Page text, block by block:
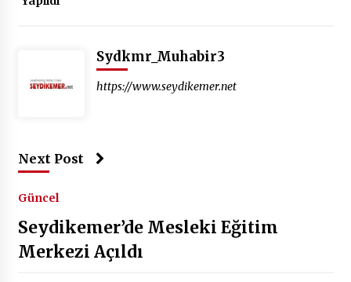
Sydkmr_Muhabir3
https://www.seydikemer.net
Next Post
Güncel
Seydikemer’de Mesleki Eğitim
Merkezi Açıldı